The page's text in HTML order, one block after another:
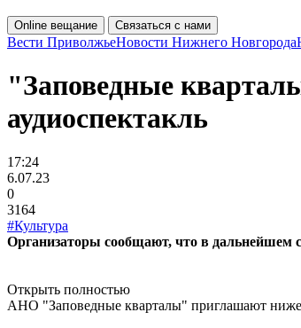
Online вещание Связаться с нами
Вести ПриволжьеНовости Нижнего Новгорода
"Заповедные
аудиоспектакль
17:24
6.07.23
0
3164
#Культура
Организаторы сообщают, что в дальнейшем
Открыть полностью
АНО "Заповедные кварталы" приглашают